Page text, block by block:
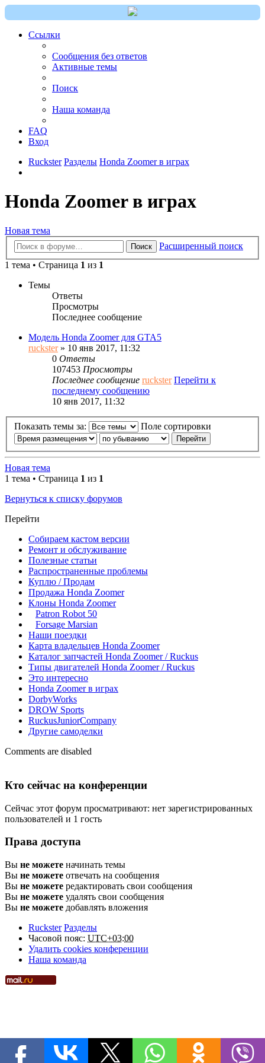
Ссылки
Сообщения без ответов
Активные темы
Поиск
Наша команда
FAQ
Вход
Ruckster Разделы Honda Zoomer в играх
Honda Zoomer в играх
Новая тема
Поиск
Расширенный поиск
1 тема • Страница 1 из 1
Темы
Ответы
Просмотры
Последнее сообщение
Модель Honda Zoomer для GTA5
ruckster» 10 янв 2017, 11:32
0 Ответы
107453 Просмотры
Последнее сообщение ruckster Перейти к
последнему сообщению
10 янв 2017, 11:32
Показать темы за: Поле сортировки
Новая тема
1 тема • Страница 1 из 1
Вернуться к списку форумов
Перейти
Собираем кастом версии
Ремонт и обслуживание
Полезные статьи
Распространенные проблемы
Куплю / Продам
Продажа Honda Zoomer
Клоны Honda Zoomer
Patron Robot 50
Forsage Marsian
Наши поездки
Карта владельцев Honda Zoomer
Каталог запчастей Honda Zoomer / Ruckus
Типы двигателей Honda Zoomer / Ruckus
Это интересно
Honda Zoomer в играх
DorbyWorks
DROW Sports
RuckusJuniorCompany
Другие самоделки
Comments are disabled
Кто сейчас на конференции
Сейчас этот форум просматривают: нет зарегистрированных
пользователей и 1 гость
Права доступа
Вы не можете начинать темы
Вы не можете отвечать на сообщения
Вы не можете редактировать свои сообщения
Вы не можете удалять свои сообщения
Вы не можете добавлять вложения
Ruckster Разделы
Часовой пояс: UTC+03:00
Удалить cookies конференции
Наша команда